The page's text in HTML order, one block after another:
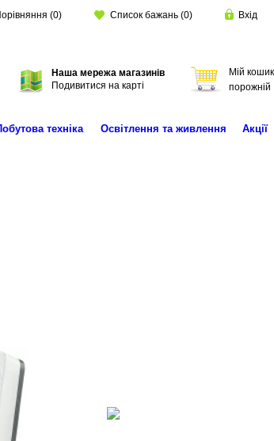
(0) Список бажань (0) Вхід
Наша мережа магазинів
Подивитися на карті
Мій кошик
порожній
техніка Освітлення та живлення Акції